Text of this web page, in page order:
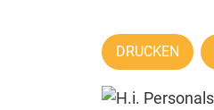
DRUCKEN